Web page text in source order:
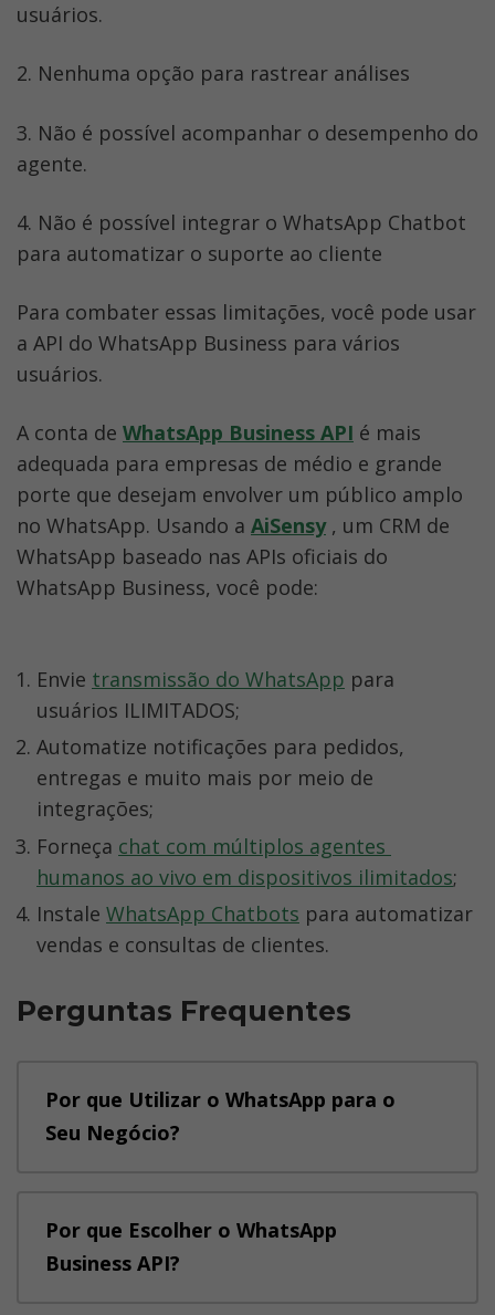
usuários.
2. Nenhuma opção para rastrear análises
3. Não é possível acompanhar o desempenho do
agente.
4. Não é possível integrar o WhatsApp Chatbot
para automatizar o suporte ao cliente
Para combater essas limitações, você pode usar
a API do WhatsApp Business para vários
usuários.
A conta de WhatsApp Business API é mais
adequada para empresas de médio e grande
porte que desejam envolver um público amplo
no WhatsApp. Usando a AiSensy , um CRM de
WhatsApp baseado nas APIs oficiais do
WhatsApp Business, você pode:
Envie transmissão do WhatsApp para
usuários ILIMITADOS;
Automatize notificações para pedidos,
entregas e muito mais por meio de
integrações;
Forneça chat com múltiplos agentes
humanos ao vivo em dispositivos ilimitados;
Instale WhatsApp Chatbots para automatizar
vendas e consultas de clientes.
Perguntas Frequentes
Por que Utilizar o WhatsApp para o
Seu Negócio?
O WhatsApp é um dos aplicativos de
comunicação mais populares no mundo,
Por que Escolher o WhatsApp
Business API?